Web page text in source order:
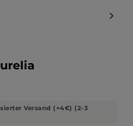
von 5 Sternen
Versand (+4€) (2-3